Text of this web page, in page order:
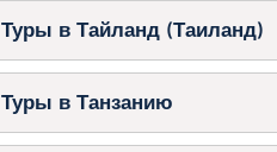
Туры в Тайланд (Таиланд)
Туры в Танзанию